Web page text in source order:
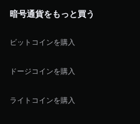
暗号通貨をもっと買う
ビットコインを購入
ドージコインを購入
ライトコインを購入